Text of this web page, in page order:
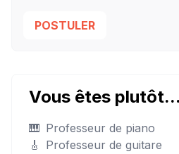
POSTULER
Vous êtes plutôt...
🎹 Professeur de piano
🎸
Professeur de guitare